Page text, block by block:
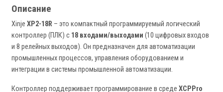
Описание
Xinje XP2-18R – это компактный программируемый логический
контроллер (ПЛК) с 18 входами/выходами (10 цифровых входов
и 8 релейных выходов). Он предназначен для автоматизации
промышленных процессов, управления оборудованием и
интеграции в системы промышленной автоматизации.
Контроллер поддерживает программирование в среде XCPPro